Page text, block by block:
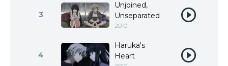
3
Unjoined,
Unseparated
2010
4
Haruka's
Heart